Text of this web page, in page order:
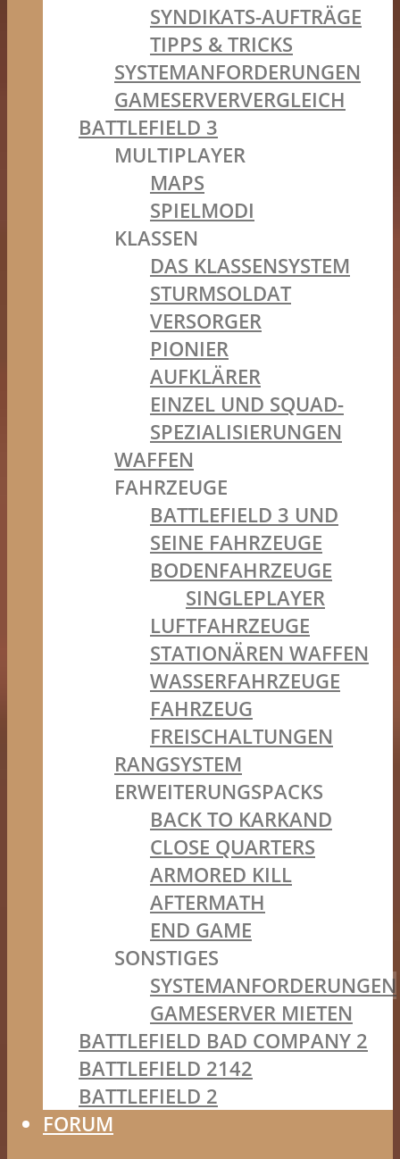
SYNDIKATS-AUFTRÄGE
TIPPS & TRICKS
SYSTEMANFORDERUNGEN
GAMESERVERVERGLEICH
BATTLEFIELD 3
MULTIPLAYER
MAPS
SPIELMODI
KLASSEN
DAS KLASSENSYSTEM
STURMSOLDAT
VERSORGER
PIONIER
AUFKLÄRER
EINZEL UND SQUAD-
SPEZIALISIERUNGEN
WAFFEN
FAHRZEUGE
BATTLEFIELD 3 UND
SEINE FAHRZEUGE
BODENFAHRZEUGE
SINGLEPLAYER
LUFTFAHRZEUGE
STATIONÄREN WAFFEN
WASSERFAHRZEUGE
FAHRZEUG
FREISCHALTUNGEN
RANGSYSTEM
ERWEITERUNGSPACKS
BACK TO KARKAND
CLOSE QUARTERS
ARMORED KILL
AFTERMATH
END GAME
SONSTIGES
SYSTEMANFORDERUNGEN
GAMESERVER MIETEN
BATTLEFIELD BAD COMPANY 2
BATTLEFIELD 2142
BATTLEFIELD 2
FORUM